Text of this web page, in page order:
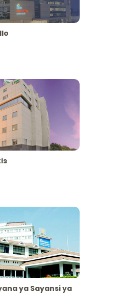
ya Sayansi ya